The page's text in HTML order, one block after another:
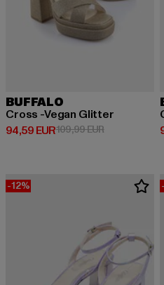
BUFFALO
Cross -Vegan Glitter
94,59 EUR
Derzeitiger Preis: 94,59 EUR
109,99 EURAktionspreis:
-12%